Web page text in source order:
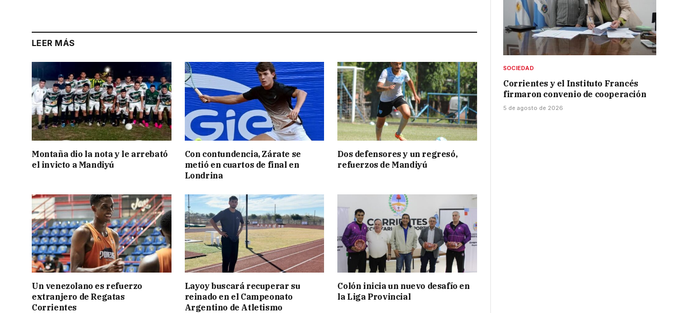
LEER MÁS
Montaña dio la nota y le arrebató
el invicto a Mandiyú
Con contundencia, Zárate se
metió en cuartos de final en
Londrina
Dos defensores y un regresó,
refuerzos de Mandiyú
Un venezolano es refuerzo
extranjero de Regatas
Corrientes
Layoy buscará recuperar su
reinado en el Campeonato
Argentino de Atletismo
Colón inicia un nuevo desafío en
la Liga Provincial
SOCIEDAD
Corrientes y el Instituto Francés
firmaron convenio de cooperación
5 de agosto de 2026